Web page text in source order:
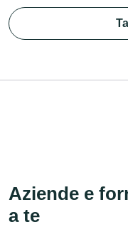
Aziende e
a te